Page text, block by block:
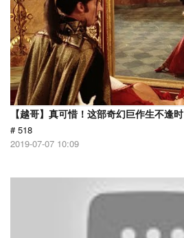
【越哥】真可惜！这部奇幻巨作生不逢
# 518
2019-07-07 10:09